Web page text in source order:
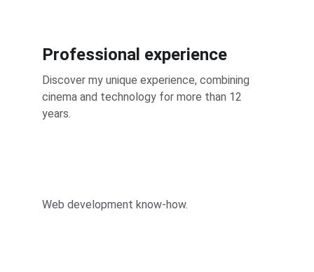
Professional experience
Discover my unique experience, combining
cinema and technology for more than 12
years.
Web development know-how.